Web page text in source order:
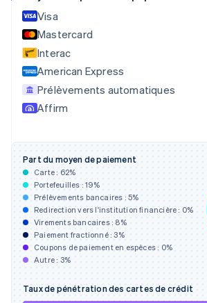
Visa
Mastercard
Interac
American Express
Prélèvements automatiques
Affirm
Part du moyen de paiement
Carte : 62%
Portefeuilles :19%
Prélèvements bancaires : 5%
Redirection vers l'institution financière : 0%
Virements bancaires : 8%
Paiement fractionné :3%
Coupons de paiement en espèces : 0%
Autre : 3%
Taux de pénétration des cartes de crédit
English
English Italiano
Danemark
English
Émirats arabes unis
English
Espagne
Estonie
English
États-Unis
EnglishEspañol
Finlande
EnglishSvenska
France
Français English
Gibraltar
English